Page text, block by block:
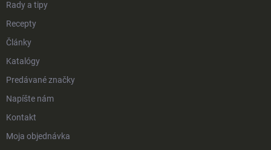
Rady a tipy
Recepty
Články
Katalógy
Predávané značky
Napíšte nám
Kontakt
Moja objednávka